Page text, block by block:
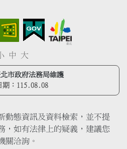
中 大
市政府法務局維護
期： 115.08.08
動態資訊及資料檢索，並不提
，如有法律上的疑義，建議您
關洽詢。